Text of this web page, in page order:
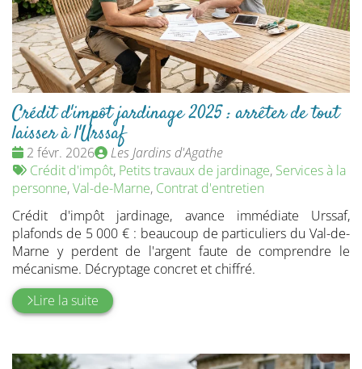
Crédit d'impôt jardinage 2025 : arrêter de tout
laisser à l'Urssaf
Date
:
2 févr. 2026
Publié
par
Les Jardins d'Agathe
Tags
:
Crédit d'impôt, Petits travaux de jardinage, Services à la
personne,Val-de-Marne, Contrat d'entretien
Crédit d'impôt jardinage, avance immédiate Urssaf,
plafonds de 5 000 € : beaucoup de particuliers du Val-de-
Marne y perdent de l'argent faute de comprendre le
mécanisme. Décryptage concret et chiffré.
Lire la suite